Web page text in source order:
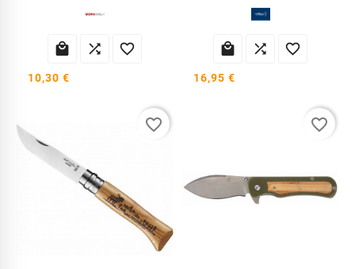
  
10,30 €
  
16,95 €
favorite_border favorite_border